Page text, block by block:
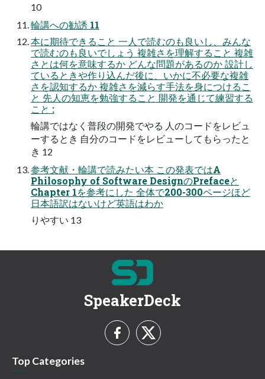
10
輪講への勧誘 11
本に期待できること 一人で読むのも良いし、みんな
で読むのも良いでしょう 複雑さを理解すること 複雑
さとは何を意味するか どんな問題があるのか 設計し
ているときや作り込んだ後に、いかに不必要な複雑
さを認知するか 複雑さを減らす手法を身につけるこ
と 先人の知恵を勉強すること 開発を通じて練習する
こと :
輪講ではなく普段の開発でやる 人のコードをレビュ
ーするとき 自分のコードをレビューしてもらったと
き 12
参考文献・輪講で読みたい本 この発表ではA
Philosophy of Software DesignのPrefaceと
Chapter 1を参考にした 全体で200-300ページほど
日本語訳はないけど英語はわか
りやすい 13
SpeakerDeck
Top Categories